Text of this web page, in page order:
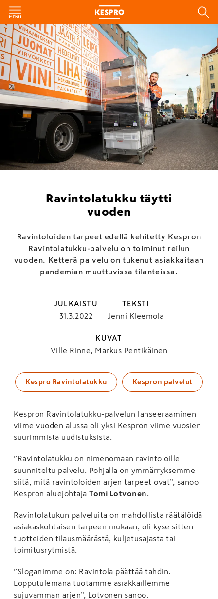
Ravintolatukku täytti
vuoden
Ravintoloiden tarpeet edellä kehitetty Kespron
Ravintolatukku-palvelu on toiminut reilun
vuoden. Ketterä palvelu on tukenut asiakkaitaan
pandemian muuttuvissa tilanteissa.
JULKAISTU
31.3.2022
TEKSTI
Jenni Kleemola
KUVAT
Ville Rinne, Markus Pentikäinen
Kespro Ravintolatukku Kespron palvelut
Kespron Ravintolatukku-palvelun lanseeraaminen
viime vuoden alussa oli yksi Kespron viime vuosien
suurimmista uudistuksista.
”Ravintolatukku on nimenomaan ravintoloille
suunniteltu palvelu. Pohjalla on ymmärryksemme
siitä, mitä ravintoloiden arjen tarpeet ovat”, sanoo
Kespron aluejohtaja Tomi Lotvonen
Ravintolatukun palveluita on mahdollista räätälöidä
asiakaskohtaisen tarpeen mukaan, oli kyse sitten
tuotteiden tilausmäärästä, kuljetusajasta tai
toimitusrytmistä.
”Sloganimme on: Ravintola päättää tahdin.
Lopputulemana tuotamme asiakkaillemme
sujuvamman arjen”, Lotvonen sanoo.